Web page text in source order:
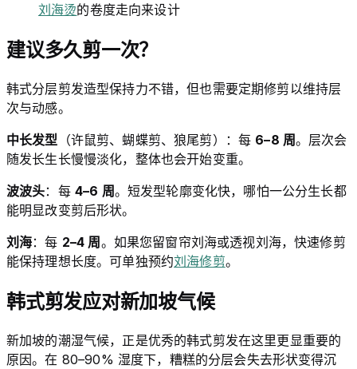
刘海烫的卷度走向来设计
建议多久剪一次？
韩式分层剪发造型保持力不错，但也需要定期修剪以维持层
次与动感。
中长发型 （许鼠剪、蝴蝶剪、狼尾剪）：每 6–8 周。层次会
随发长生长慢慢淡化，整体也会开始变重。
波波头：每 4–6 周。短发型轮廓变化快，哪怕一公分生长都
能明显改变剪后形状。
刘海：每 2–4 周。如果您留窗帘刘海或透视刘海，快速修剪
能保持理想长度。可单独预约刘海修剪。
韩式剪发应对新加坡气候
新加坡的潮湿气候，正是优秀的韩式剪发在这里更显重要的
原因。在 80–90% 湿度下，糟糕的分层会失去形状变得沉